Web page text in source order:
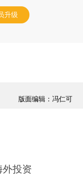
升级
版面编辑：冯仁可
投资